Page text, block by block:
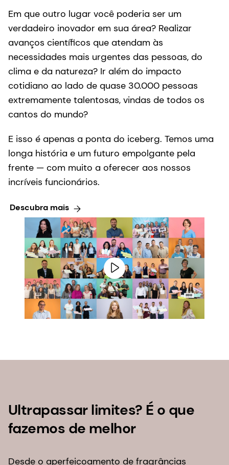
Em que outro lugar você poderia ser um
verdadeiro inovador em sua área? Realizar
avanços científicos que atendam às
necessidades mais urgentes das pessoas, do
clima e da natureza? Ir além do impacto
cotidiano ao lado de quase 30.000 pessoas
extremamente talentosas, vindas de todos os
cantos do mundo?
E isso é apenas a ponta do iceberg. Temos uma
longa história e um futuro empolgante pela
frente — com muito a oferecer aos nossos
incríveis funcionários.
Descubra mais
Ultrapassar limites? É o que
fazemos de melhor
Desde o aperfeiçoamento de fragrâncias